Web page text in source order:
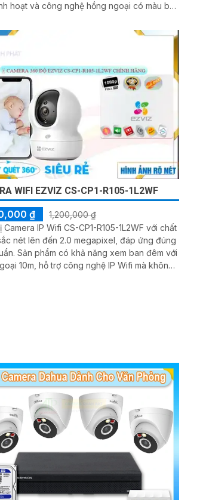
hoạt và công nghệ hồng ngoại có màu ban
cả ngày lẫn đêm
WIFI EZVIZ CS-CP1-R105-1L2WF
₫
1,200,000 ₫
Camera IP Wifi CS-CP1-R105-1L2WF với chất
nét lên đến 2.0 megapixel, đáp ứng đúng
xem ban đêm với
10m, hỗ trợ công nghệ IP Wifi mà không